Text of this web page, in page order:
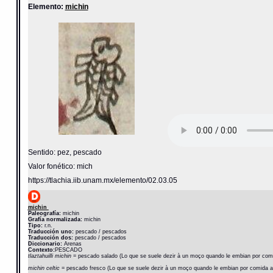
Elemento: michin
Sentido: pez, pescado
Valor fonético: mich
https://tlachia.iib.unam.mx/elemento/02.03.05
michin
Paleografía:michin
Grafía normalizada:michin
Tipo:r.n.
Traducción uno:pescado / pescados
Traducción dos:pescado / pescados
Diccionario: Arenas
Contexto:PESCADO
tlaztahuilli michin = pescado salado (Lo que se suele dezir à un moço quando le embian por
michin celtic = pescado fresco (Lo que se suele dezir à un moço quando le embian por comida